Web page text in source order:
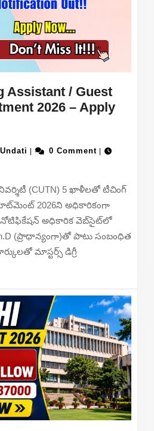
Assistant / Guest
2026 – Apply
Undati Undati
| 0 Comment |
(CUTN) 5 ఖాళీలతో టీచింగ్
2026ని అధికారికంగా
నోటిఫికేషన్ అధికారిక వెబ్‌సైట్‌లో
(ప్రాధాన్యంగా)తో పాటు సంబంధిత
మాస్టర్స్ డిగ్రీ